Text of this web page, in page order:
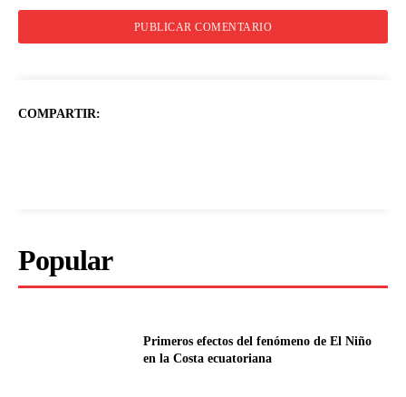
COMPARTIR:
Popular
Primeros efectos del fenómeno de El Niño
en la Costa ecuatoriana